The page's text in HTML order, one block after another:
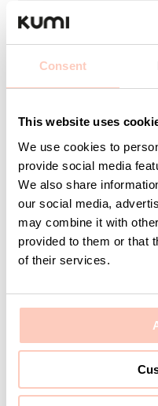
Consent
This website uses
We use cookies to
provide social media
We also share
our social media,
may combine it with
provided to them or that
of their services.
Ditt namn
Företag
Meddelande